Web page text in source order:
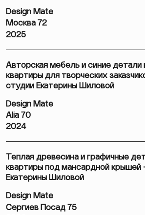
Design Mate
Москва 72
2025
Авторская мебель и синие детали
квартиры для творческих
студии Екатерины Шиловой
Design Mate
Alia 70
2024
Теплая древесина и графичные
квартиры под мансардной крышей
Екатерины Шиловой
Design Mate
Сергиев Посад 75